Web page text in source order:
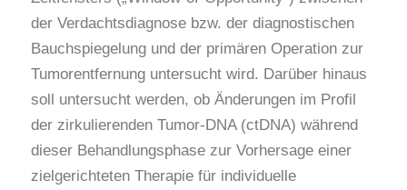
der Verdachtsdiagnose bzw. der diagnostischen
Bauchspiegelung und der primären Operation zur
Tumorentfernung untersucht wird. Darüber hinaus
soll untersucht werden, ob Änderungen im Profil
der zirkulierenden Tumor-DNA (ctDNA) während
dieser Behandlungsphase zur Vorhersage einer
zielgerichteten Therapie für individuelle